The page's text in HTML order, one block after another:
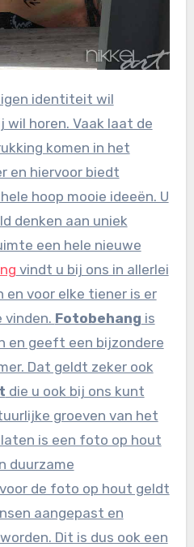
identiteit wil
wil horen. Vaak laat de
komen in het
en hiervoor biedt
hoop mooie ideeën. U
denken aan uniek
een hele nieuwe
vindt u bij ons in allerlei
voor elke tiener is er
vinden. Fotobehang is
en geeft een bijzondere
Dat geldt zeker ook
die u ook bij ons kunt
groeven van het
is een foto op hout
duurzame
voor de foto op hout geldt
aangepast en
Dit is dus ook een